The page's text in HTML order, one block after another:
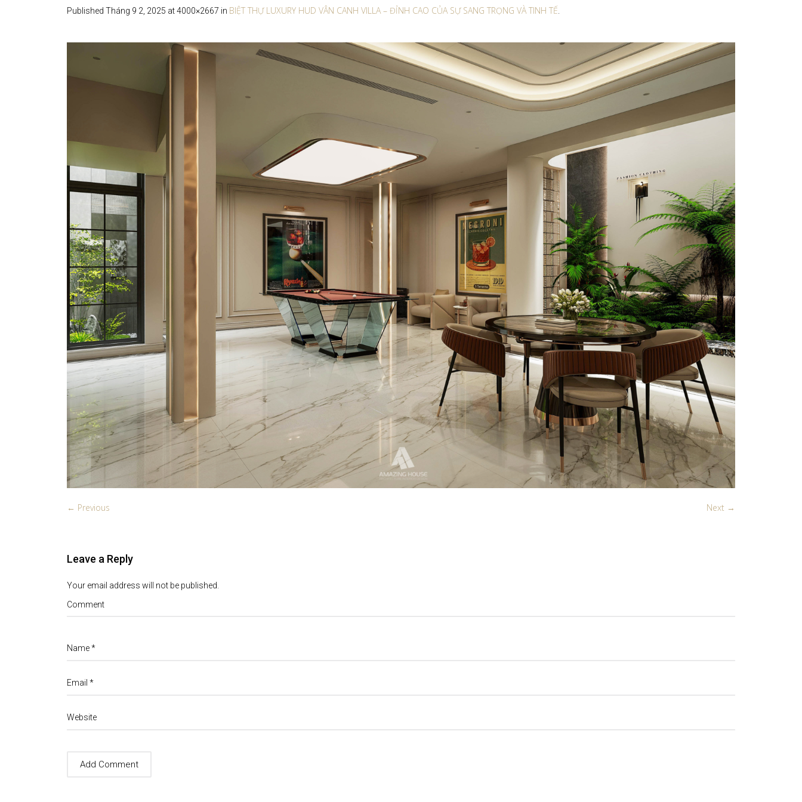
Published Tháng 9 2, 2025 at 4000×2667 in BIỆT THỰ LUXURY HUD VÂN CANH VILLA – ĐỈNH CAO CỦA SỰ SANG TRỌNG VÀ TINH TẾ.
← Previous Next →
Leave a Reply
Your email address will not be published.
Comment
Name*
Email *
Website